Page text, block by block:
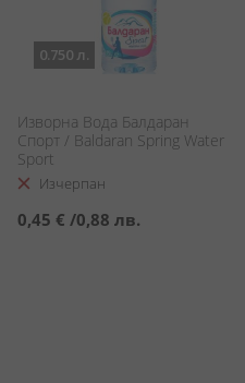
0.750 л.
Изворна Вода Балдаран
Спорт / Baldaran Spring Water
Sport
Изчерпан
0,45 € /0,88 лв.